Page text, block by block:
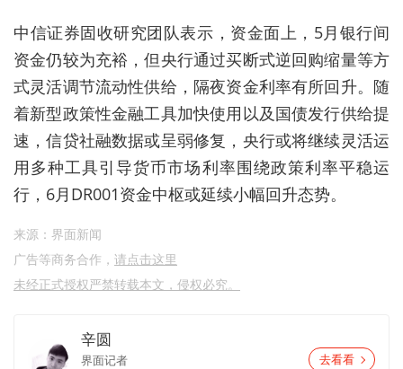
中信证券固收研究团队表示，资金面上，5月银行间
资金仍较为充裕，但央行通过买断式逆回购缩量等方
式灵活调节流动性供给，隔夜资金利率有所回升。随
着新型政策性金融工具加快使用以及国债发行供给提
速，信贷社融数据或呈弱修复，央行或将继续灵活运
用多种工具引导货币市场利率围绕政策利率平稳运
行，6月DR001资金中枢或延续小幅回升态势。
来源：界面新闻
广告等商务合作， 请点击这里
未经正式授权严禁转载本文，侵权必究。
辛圆
界面记者
去看看